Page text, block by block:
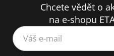
Chcete vědět o
na e-shopu
Váš e-mail